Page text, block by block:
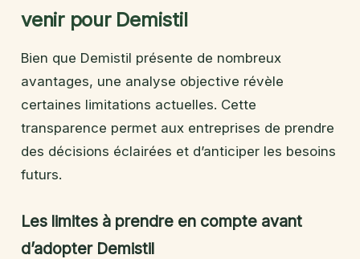
venir pour Demistil
Bien que Demistil présente de nombreux
avantages, une analyse objective révèle
certaines limitations actuelles. Cette
transparence permet aux entreprises de prendre
des décisions éclairées et d’anticiper les besoins
futurs.
Les limites à prendre en compte avant
d’adopter Demistil